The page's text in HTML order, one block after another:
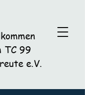
TC 99
e.V.